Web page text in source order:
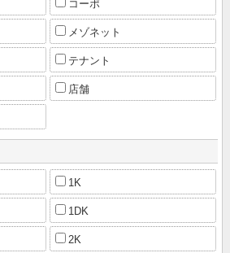
コーポ
メゾネット
テナント
店舗
1K
1DK
2K